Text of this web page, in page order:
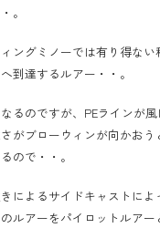
。
ングミノーでは有り得な
到達するルアー・・。
るのですが、PEラインが
がブローウィンが向かお
ので・・。
によるサイドキャストに
ルアーをパイロットルア